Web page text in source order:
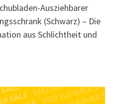
Ausziehbarer
(Schwarz) – Die
aus Schlichtheit und